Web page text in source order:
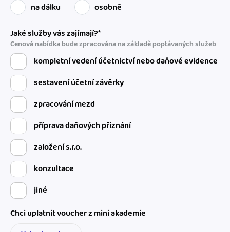
na dálku
osobně
Jaké služby vás zajímají?*
Cenová nabídka bude zpracována na základě poptávaných služeb
kompletní vedení účetnictví nebo daňové evidence
sestavení účetní závěrky
zpracování mezd
příprava daňových přiznání
založení s.r.o.
konzultace
jiné
Chci uplatnit voucher z mini akademie